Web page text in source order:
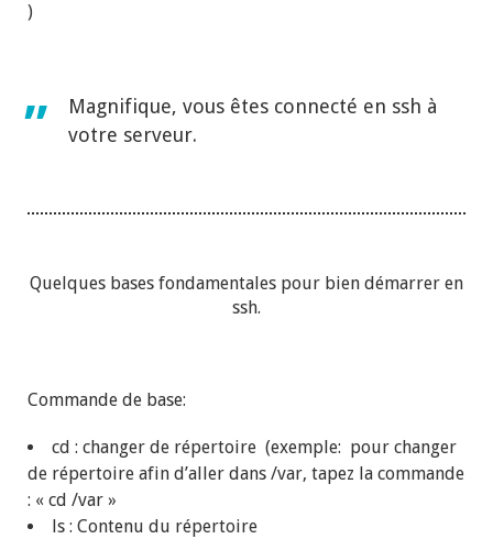
)
Magnifique, vous êtes connecté en ssh à
votre serveur.
Quelques bases fondamentales pour bien démarrer en
ssh.
Commande de base:
cd : changer de répertoire (exemple: pour changer
de répertoire afin d’aller dans /var, tapez la commande
: « cd /var »
ls : Contenu du répertoire